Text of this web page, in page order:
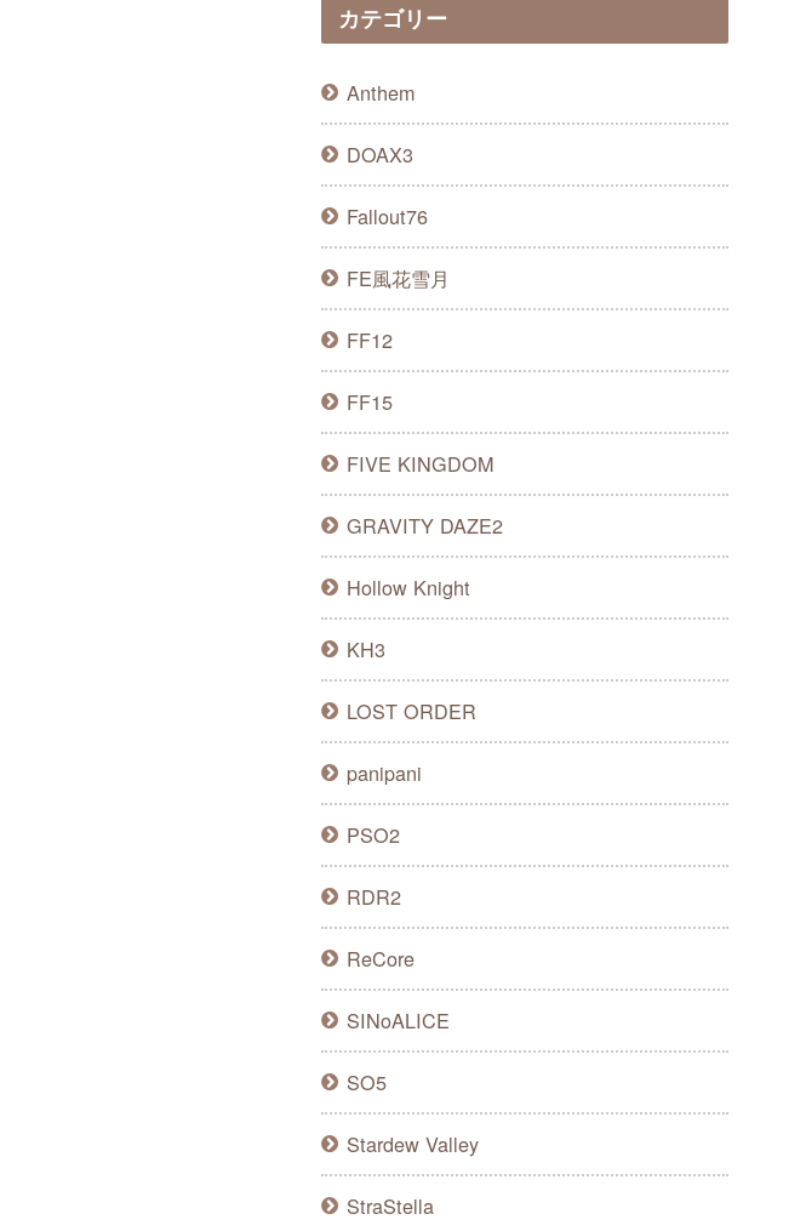
カテゴリー
Anthem
DOAX3
Fallout76
FE風花雪月
FF12
FF15
FIVE KINGDOM
GRAVITY DAZE2
Hollow Knight
KH3
LOST ORDER
panipani
PSO2
RDR2
ReCore
SINoALICE
SO5
Stardew Valley
StraStella